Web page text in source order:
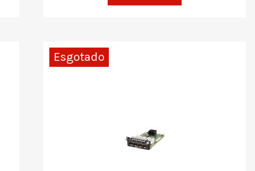
Esgotado